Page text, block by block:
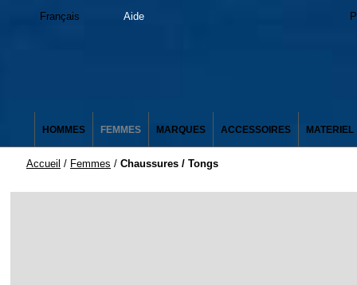
Français Aide
HOMMES FEMMES MARQUES ACCESSOIRES MATERIEL
Accueil / Femmes / Chaussures / Tongs